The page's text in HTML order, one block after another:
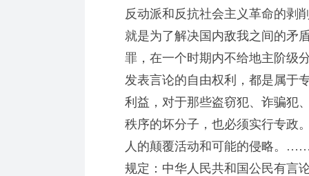
反动派和反抗社会主义革命的剥
就是为了解决国内敌我之间的矛
罪，在一个时期内不给地主阶级
发表言论的自由权利，都是属于
利益，对于那些盗窃犯、诈骗犯
秩序的坏分子，也必须实行专政
人的颠覆活动和可能的侵略。
规定：中华人民共和国公民有言